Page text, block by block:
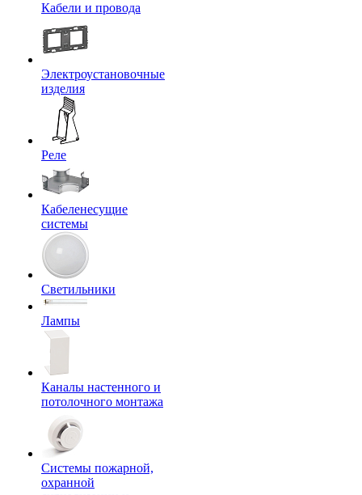
Кабели и провода
Электроустановочные
изделия
Реле
Кабеленесущие
системы
Светильники
Лампы
Каналы настенного и
потолочного монтажа
Системы пожарной,
охранной